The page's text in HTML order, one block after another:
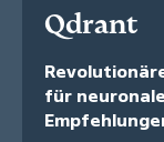
Qdrant
für